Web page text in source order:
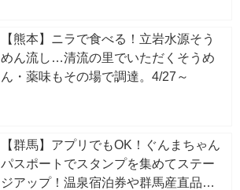
【熊本】ニラで食べる！立岩水源そう
めん流し…清流の里でいただくそうめ
ん・薬味もその場で調達。4/27～
【群馬】アプリでもOK！ぐんまちゃん
パスポートでスタンプを集めてステー
ジアップ！温泉宿泊券や群馬産直品が